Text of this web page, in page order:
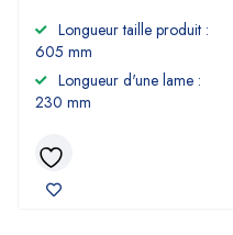
Longueur taille produit :
605 mm
Longueur d'une lame :
230 mm